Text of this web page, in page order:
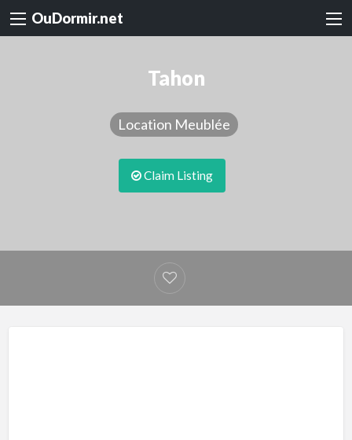
OuDormir.net
Tahon
Location Meublée
Claim Listing